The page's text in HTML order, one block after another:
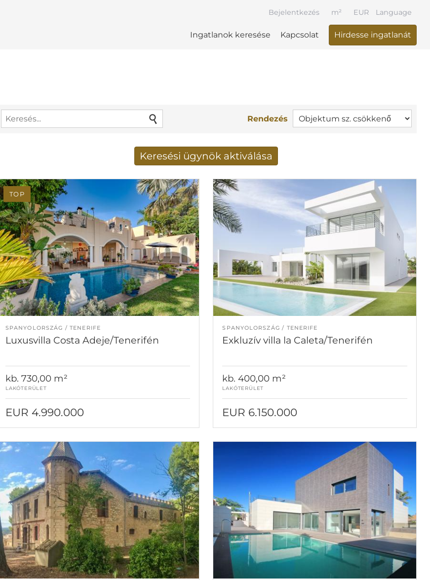
Language
Ingatlanok keresése Kapcsolat Hirdesse ingatlanát
Bejelentkezés EUR
m²
Rendezés
Keresési ügynök aktiválása
E-mail cím*
SPANYOLORSZÁG TENERIFE
Luxusvilla Costa Adeje/Tenerifén
kb. 730,00 m²
LAKÓTERÜLET
EUR 4.990.000
TOP
SPANYOLORSZÁG TENERIFE
Exkluzív villa la Caleta/Tenerifén
kb. 400,00 m²
LAKÓTERÜLET
EUR 6.150.000